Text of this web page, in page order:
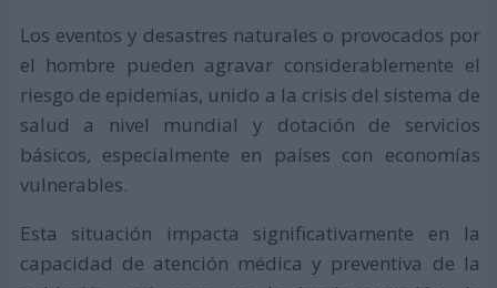
Los eventos y desastres naturales o provocados por
el hombre pueden agravar considerablemente el
riesgo de epidemias, unido a la crisis del sistema de
salud a nivel mundial y dotación de servicios
básicos, especialmente en países con economías
vulnerables.
Esta situación impacta significativamente en la
capacidad de atención médica y preventiva de la